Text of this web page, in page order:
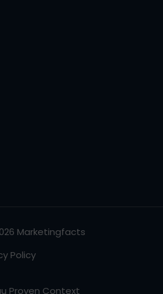
Marketingfacts
Policy
Proven Context